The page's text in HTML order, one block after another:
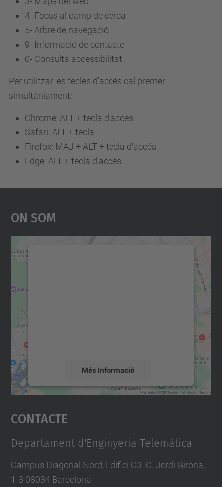
4- Focus al camp de cerca
5- Arbre de navegació
9- Informació de contacte
0- Consulta accessibilitat
Per utilitzar les tecles d'accés cal prémer
simultàniament:
Chrome: ALT + tecla d'accés
Safari: ALT + tecla
Firefox: MAJ + ALT + tecla d'accés
Edge: ALT + tecla d'accés
On Som
Més Informació
Accepta
powered by
Contacte
Departament d'Enginyeria Telemàtica
Campus Diagonal Nord, Edifici C3. C. Jordi Girona,
1-3 08034 Barcelona